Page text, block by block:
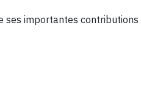
importantes